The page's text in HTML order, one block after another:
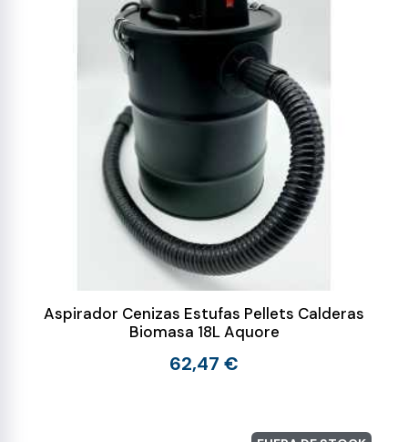
Aspirador Cenizas Estufas Pellets Calderas
Biomasa 18L Aquore
62,47 €